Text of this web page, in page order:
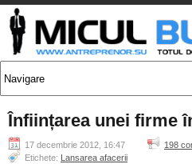
Înființarea unei firme
17 decembrie 2012, 16:47
198
Etichete:
Lansarea afacerii